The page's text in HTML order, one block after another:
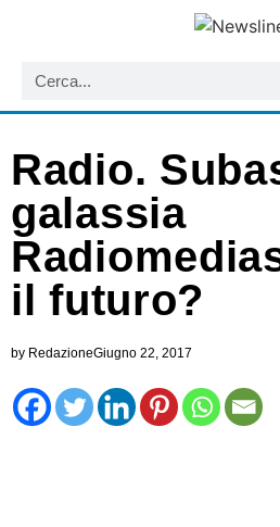
Radio.
galassia
il futuro?
by RedazioneGiugno 22, 2017